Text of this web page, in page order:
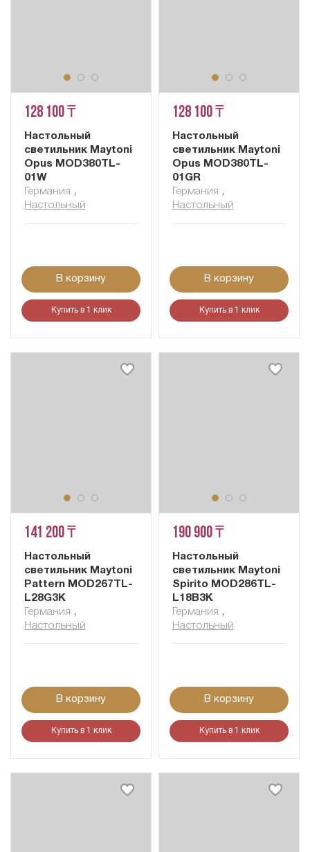
128 100 ₸
Настольный
светильник Maytoni
Opus MOD380TL-
01W
Германия ,
Настольный
В корзину
Купить в 1 клик
128 100 ₸
Настольный
светильник Maytoni
Opus MOD380TL-
01GR
Германия ,
Настольный
В корзину
Купить в 1 клик
141 200 ₸
Настольный
светильник Maytoni
Pattern MOD267TL-
L28G3K
Германия ,
Настольный
В корзину
Купить в 1 клик
190 900 ₸
Настольный
светильник Maytoni
Spirito MOD286TL-
L18B3K
Германия ,
Настольный
В корзину
Купить в 1 клик